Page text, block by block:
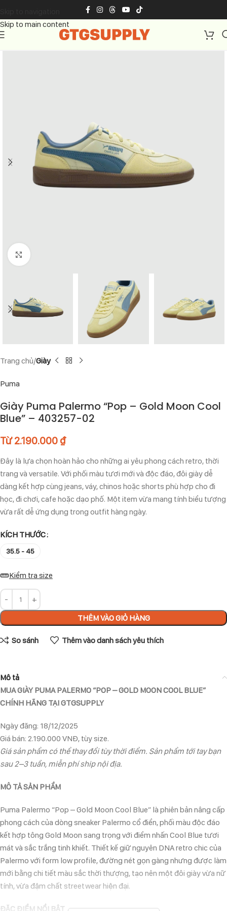
Skip to main content
Click to enlarge
Trang chủ Giày
Puma
Giày Puma Palermo “Pop – Gold Moon Cool
Blue” – 403257-02
Từ2.190.000 ₫
Đây là lựa chọn hoàn hảo cho những ai yêu phong cách retro, thời
trang và versatile. Với phối màu tươi mới và độc đáo, đôi giày dễ
dàng kết hợp cùng jeans, váy, chinos hoặc shorts phù hợp cho đi
học, đi chơi, cafe hoặc dạo phố. Một item vừa mang tính biểu tượng
vừa rất dễ ứng dụng trong outfit hàng ngày.
KÍCH THƯỚC
35.5 - 45
Kiểm tra size
THÊM VÀO GIỎ HÀNG
So sánh Thêm vào danh sách yêu thích
Mô tả
MUA GIÀY PUMA PALERMO “POP – GOLD MOON COOL BLUE”
CHÍNH HÃNG TẠI GTGSUPPLY
Ngày đăng: 18/12/2025
Giá bán: 2.190.000 VNĐ, tùy size.
Giá sản phẩm có thể thay đổi tùy thời điểm. Sản phẩm tới tay bạn
sau 2–3 tuần, miễn phí ship nội địa.
MÔ TẢ SẢN PHẨM
Puma Palermo “Pop – Gold Moon Cool Blue” là phiên bản nâng cấp
phong cách của dòng sneaker Palermo cổ điển, phối màu độc đáo
kết hợp tông Gold Moon sang trọng với điểm nhấn Cool Blue tươi
mát và sắc trắng tinh khiết. Thiết kế giữ nguyên DNA retro chic của
Palermo với form low profile, đường nét gọn gàng nhưng được làm
mới bằng chi tiết màu sắc thời thượng, tạo nên một đôi giày vừa nữ
tính, vừa đậm chất streetwear hiện đại.
ĐẶC ĐIỂM NỔI BẬT